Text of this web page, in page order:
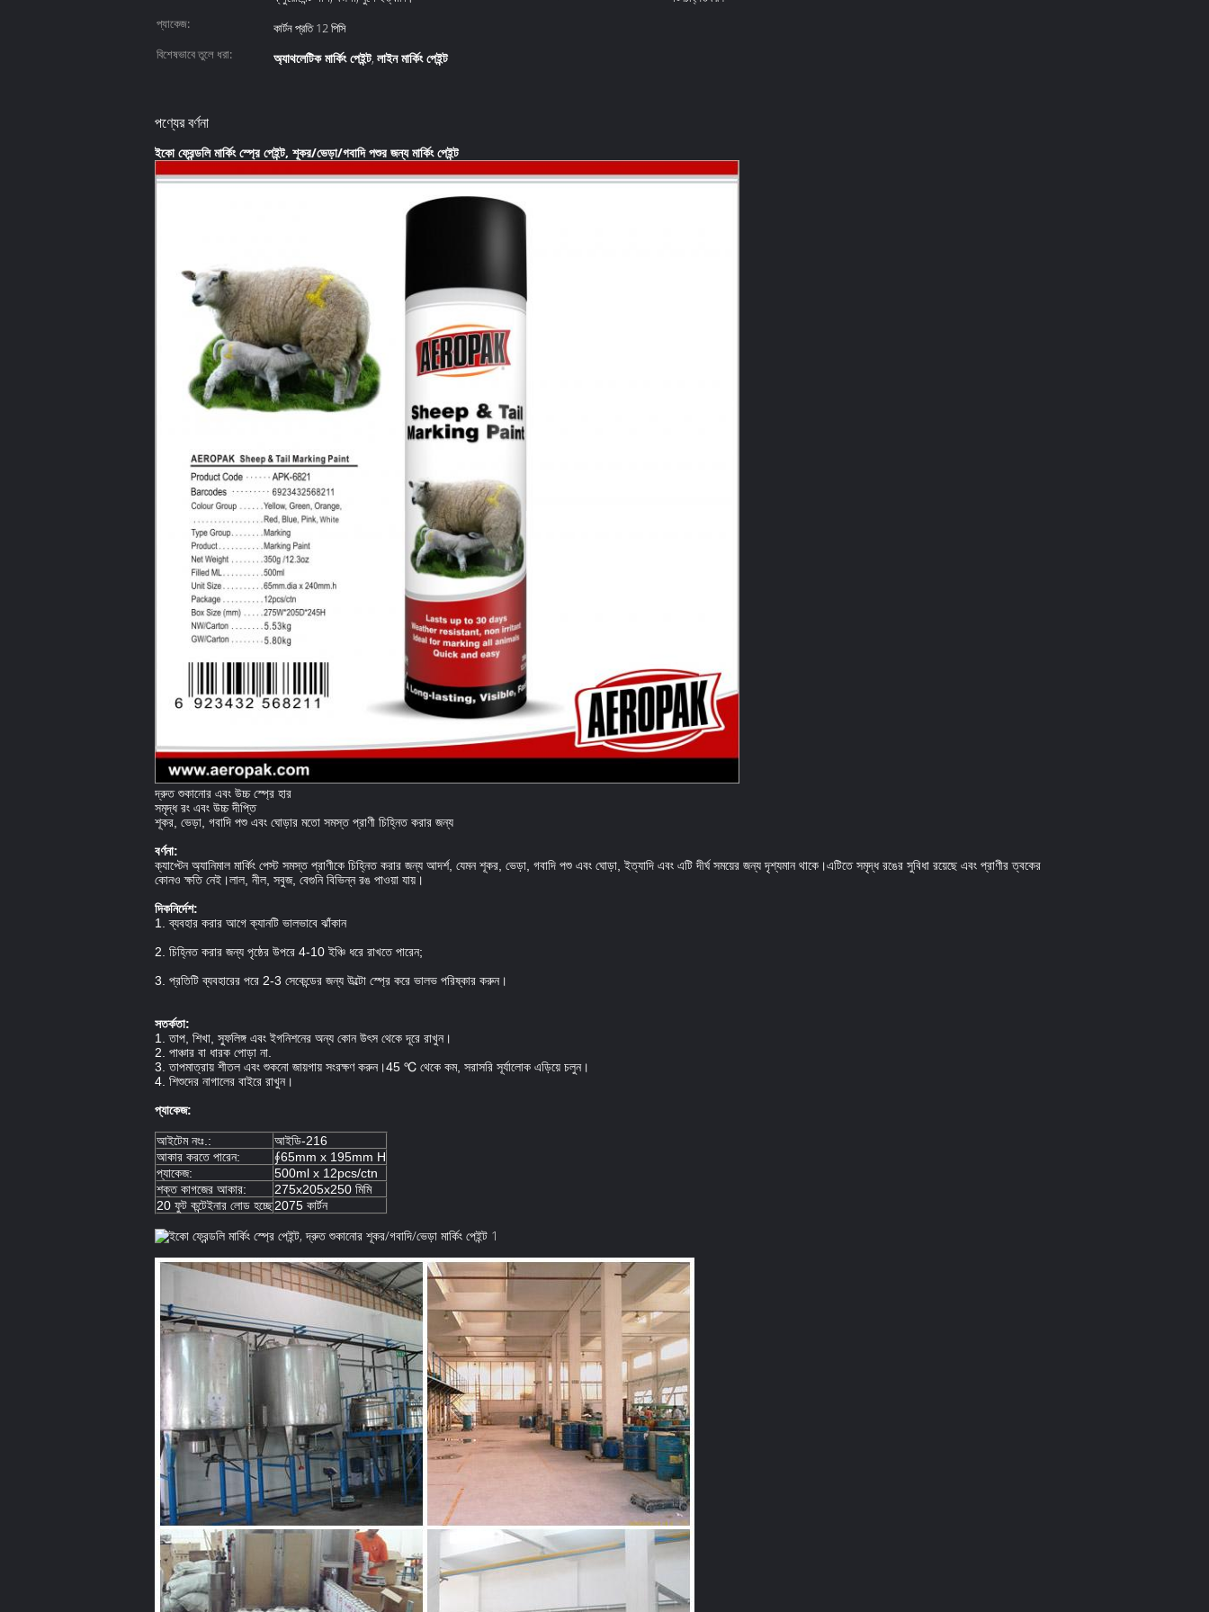
প্যাকেজ:
কার্টন প্রতি 12 পিসি
বিশেষভাবে তুলে ধরা:
অ্যাথলেটিক মার্কিং পেইন্ট, লাইন মার্কিং পেইন্ট
পণ্যের বর্ণনা
ইকো ফ্রেন্ডলি মার্কিং স্প্রে পেইন্ট, শূকর/ভেড়া/গবাদি পশুর জন্য মার্কিং পেইন্ট
দ্রুত শুকানোর এবং উচ্চ স্প্রে হার
সমৃদ্ধ রং এবং উচ্চ দীপ্তি
শূকর, ভেড়া, গবাদি পশু এবং ঘোড়ার মতো সমস্ত প্রাণী চিহ্নিত করার জন্য
বর্ণনা:
ক্যাপ্টেন অ্যানিমাল মার্কিং পেস্ট সমস্ত প্রাণীকে চিহ্নিত করার জন্য আদর্শ, যেমন শূকর, ভেড়া, গবাদি পশু এবং ঘোড়া, ইত্যাদি এবং এটি দীর্ঘ সময়ের জন্য দৃশ্যমান থাকে।এটিতে সমৃদ্ধ রঙের সুবিধা রয়েছে এবং প্রাণীর ত্বকের
কোনও ক্ষতি নেই।লাল, নীল, সবুজ, বেগুনি বিভিন্ন রঙ পাওয়া যায়।
দিকনির্দেশ:
1. ব্যবহার করার আগে ক্যানটি ভালভাবে ঝাঁকান
2. চিহ্নিত করার জন্য পৃষ্ঠের উপরে 4-10 ইঞ্চি ধরে রাখতে পারেন;
3. প্রতিটি ব্যবহারের পরে 2-3 সেকেন্ডের জন্য উল্টো স্প্রে করে ভালভ পরিষ্কার করুন।
সতর্কতা:
1. তাপ, শিখা, স্ফুলিঙ্গ এবং ইগনিশনের অন্য কোন উৎস থেকে দূরে রাখুন।
2. পাঞ্চার বা ধারক পোড়া না.
3. তাপমাত্রায় শীতল এবং শুকনো জায়গায় সংরক্ষণ করুন।45 ℃ থেকে কম, সরাসরি সূর্যালোক এড়িয়ে চলুন।
4. শিশুদের নাগালের বাইরে রাখুন।
প্যাকেজ:
আইটেম নংঃ.:
আইডি-216
আকার করতে পারেন:
∮65mm x 195mm H
প্যাকেজ:
500ml x 12pcs/ctn
শক্ত কাগজের আকার:
275x205x250 মিমি
20 ফুট কন্টেইনার লোড হচ্ছে2075 কার্টন